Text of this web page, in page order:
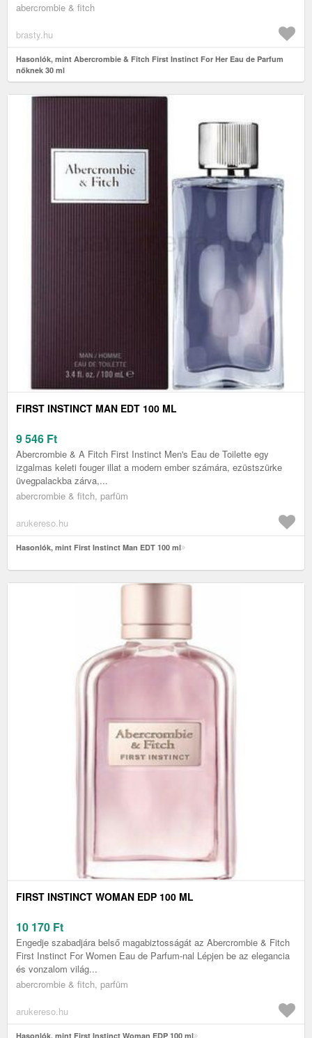
abercrombie & fitch
brasty.hu
Hasonlók, mint Abercrombie & Fitch First Instinct For Her Eau de Parfum
nőknek 30 ml
FIRST INSTINCT MAN EDT 100 ML
9 546 Ft
Abercrombie & A Fitch First Instinct Men's Eau de Toilette egy
izgalmas keleti fouger illat a modern ember számára, ezüstszürke
üvegpalackba zárva,...
abercrombie & fitch, parfüm
arukereso.hu
Hasonlók, mint First Instinct Man EDT 100 ml
FIRST INSTINCT WOMAN EDP 100 ML
10 170 Ft
Engedje szabadjára belső magabiztosságát az Abercrombie & Fitch
First Instinct For Women Eau de Parfum-nal Lépjen be az elegancia
és vonzalom világ...
abercrombie & fitch, parfüm
arukereso.hu
Hasonlók, mint First Instinct Woman EDP 100 ml